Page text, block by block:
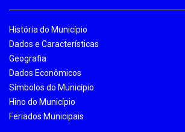
História do Município
Dados e Características
Geografia
Dados Econômicos
Símbolos do Município
Hino do Município
Feriados Municipais